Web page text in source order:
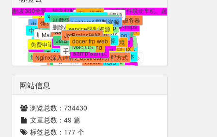
git操作相关
Git 命令详解及常用命令
git
Android
实现
再按一次
返回键
退出程序
Android 中文乱码
android
去掉
EditView
默认焦点
问题
开发
调用系统默认浏览器
常见问题
对象与数组的转换
svn
ignore
忽略文件及目录
mysql主从复制
主从
slave
mysql
数据库
LINUX
安装多个版本
JDK
基于
Android Webview
Hybrid
App
前端优化
Git
忽略规则
.gitignore
不生效
解决办法
常用
Github
项目
类库
ANDROID
文件自身
macstroke
macos
手势
鼠标手势
自定义手势
完全自定义手势
重启程序
重启
重启自己
Supervisor
进程守护
异常报警
supervisor
支持
python
虚拟环境
venv
查看死锁和解除锁
Redis
批量删除
Key
批量删除Redis
centos7
安装jenkins
修改工作目录
workspace
修改Docker默认存储位置
docker容器迁移
小米路由器插件
r1d
r2dr3d插件
小米官方插件
frpc
frpc-mips
FileBrowser
FileBrowser-mips
nginx
逻辑运算
and
&amp;&amp;
Nginx深入详解之upstream分配方式
nginx负载均衡
ssh
心跳
解决SSH自动断线问题
navicat保持连接
找回
commit丢失
commit
rebase
git reflog
frp 镜像
frp镜像
frp容器
使用docker搭建frp服务器
docker frp
frp web
docer frp web
Mac OS
手势识别
MacStroke
EasyStroke
Stroke
macstroke for mac
macstroke.dmg
macstroke 安装
macstroke官网
Dnsmasq 配置文件详解
官方下载安装的迅雷有很多没有用的功能
还有很多广告
systemctl
systemd 限制资源
systemctl限制资源
service限制资源
JetBrains破解
JetBrains TNT
IDEA破解
免费申请JetBrains证书
JetBrains证书
IDEA 证书
开源项目证书
JetBrains开源证书
iftop
下载并安装iftopiftop 选项和用法
iftop说明
卸载阿里云监控软件方法
删除AliYunDun残留
Mac日历订阅
MacOS日历订阅
Iphone日期订阅
中国法定节假日订阅
中国法定节假日.ics
法定节假日.ics
节假日安排通知
国务院办公厅法定节假日安排通知
国务院办公厅节假日安排
达触发360全景、转向灯触发360全景、汽车事件联动车机、超速提示。。。一样
车机辅助工具功能介绍
领克E03替换开机动画
领克开机动画
领克VIP破解
伴听VIP破解
多媒体VIP破解
DockerHub
Nginx 反向代理 DockerHub
DockerHub加速
网站信息
浏览总数： 734430
文章总数： 49 篇
标签总数： 177 个